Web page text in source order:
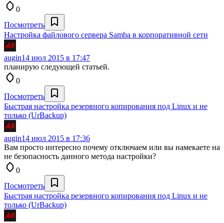
0
Посмотреть
Настройка файлового сервера Samba в корпоративной сети
augin14 июл 2015 в 17:47
планирую следующей статьей.
0
Посмотреть
Быстрая настройка резервного копирования под Linux и не
только (UrBackup)
augin14 июл 2015 в 17:36
Вам просто интересно почему отключаем или вы намекаете на
не безопасность данного метода настройки?
0
Посмотреть
Быстрая настройка резервного копирования под Linux и не
только (UrBackup)